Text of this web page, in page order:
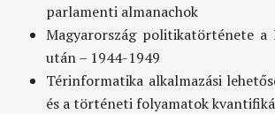
parlamenti almanachok
Magyarország politikatörténete a
után – 1944-1949
Térinformatika alkalmazási
és a történeti folyamatok